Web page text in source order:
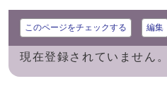
このページをチェックする 編集
現在登録されていません。